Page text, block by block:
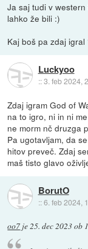
Ja saj tudi v
lahko že bili :)
Kaj boš pa zdaj igral
Luckyoo
::3. feb 2024,
Zdaj igram God of
na to igro, ni in ni
ne morm nč druzga
Pa ugotavljam, da
hitov preveč. Zdaj
maš tisto glavo
BorutO
::6. feb 2024,
oo7 je25. dec 2023 ob